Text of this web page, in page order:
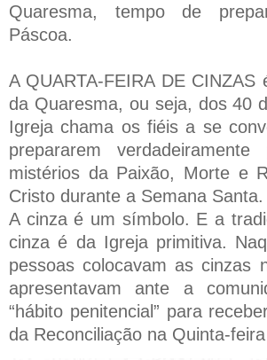
Quaresma, tempo de
Páscoa.
A QUARTA-FEIRA DE CINZAS
da Quaresma, ou seja, dos 40
Igreja chama os fiéis a se
prepararem
mistérios da Paixão, Morte e
Cristo durante a Semana Santa.
A cinza é um símbolo. E a
cinza é da Igreja primitiva.
pessoas colocavam as cinzas
apresentavam ante a
“hábito penitencial” para
da Reconciliação na Quinta-